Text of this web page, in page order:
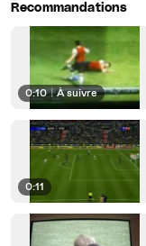
Recommandations
0:10 | À suivre
0:11